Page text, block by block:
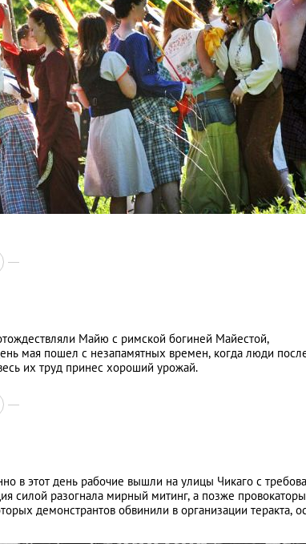
Майю с римской богиней Майестой,
мая пошел с незапамятных времен, когда люди
их труд принес хороший урожай.
в этот день рабочие вышли на улицы Чикаго с
силой разогнала мирный митинг, а позже провокаторы
демонстрантов обвинили в организации теракта,